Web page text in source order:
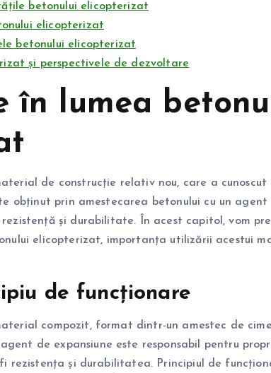
betonului elicopterizat
elicopterizat
betonului elicopterizat
și perspectivele de dezvoltare
în lumea
de construcție relativ nou, care a
obținut prin amestecarea betonului cu un agent
și durabilitate. În acest capitol, vom
elicopterizat, importanța utilizării acestui
de funcționare
compozit, format dintr-un amestec de
de expansiune este responsabil pentru
rezistența și durabilitatea. Principiul de